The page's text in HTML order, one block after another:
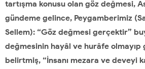
tartışma konusu olan göz değmesi,
gündeme gelince, Peygamberimiz
Sellem): “Göz değmesi gerçektir”
değmesinin hayâl ve hurâfe olmayıp
belirtmiş, “İnsanı mezara ve deveyi